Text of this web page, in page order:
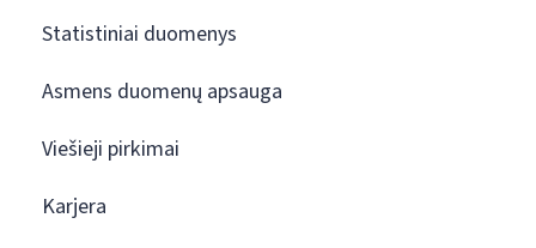
Statistiniai duomenys
Asmens duomenų apsauga
Viešieji pirkimai
Karjera